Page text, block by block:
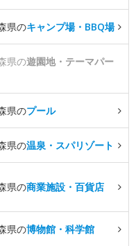
県のキャンプ場・BBQ場
県の遊園地・テーマパー
県のプール
県の温泉・スパリゾート
県の商業施設・百貨店
県の博物館・科学館